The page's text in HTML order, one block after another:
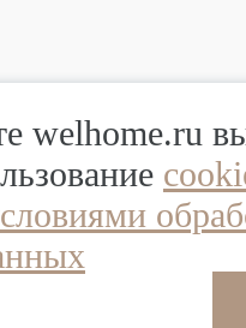
welhome.ru